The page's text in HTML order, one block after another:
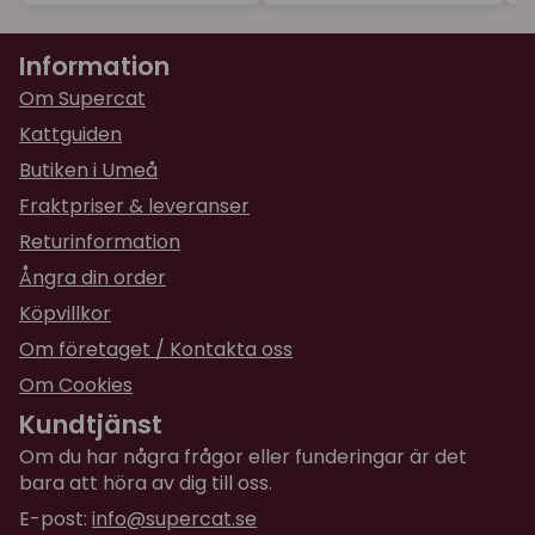
Information
Om Supercat
Kattguiden
Butiken i Umeå
Fraktpriser & leveranser
Returinformation
Ångra din order
Köpvillkor
Om företaget / Kontakta oss
Om Cookies
Kundtjänst
Om du har några frågor eller funderingar är det
bara att höra av dig till oss.
E-post: info@supercat.se